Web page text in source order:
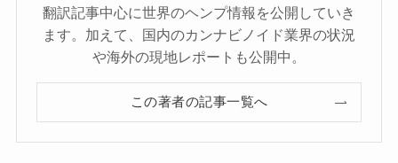
翻訳記事中心に世界のヘンプ情報を公開していき
ます。加えて、国内のカンナビノイド業界の状況
や海外の現地レポートも公開中。
この著者の記事一覧へ